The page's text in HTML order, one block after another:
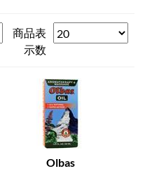
商品表
示数
Olbas